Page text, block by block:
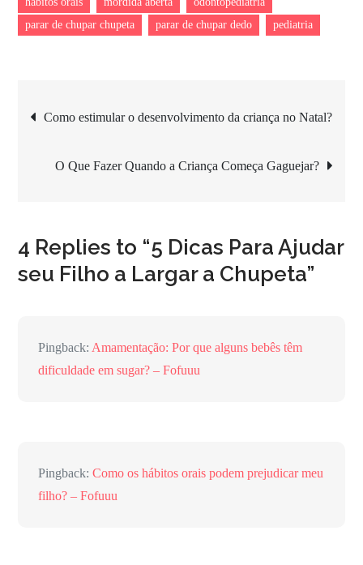
parar de chupar chupeta
parar de chupar dedo pediatria
Navegação
de
Como estimular o desenvolvimento da criança no Natal?
O Que Fazer Quando a Criança Começa Gaguejar?
4 Replies to “5 Dicas Para Ajudar
seu Filho a Largar a Chupeta”
Pingback: Amamentação: Por que alguns bebês têm
dificuldade em sugar? – Fofuuu
Pingback:Como os hábitos orais podem prejudicar meu
filho? – Fofuuu